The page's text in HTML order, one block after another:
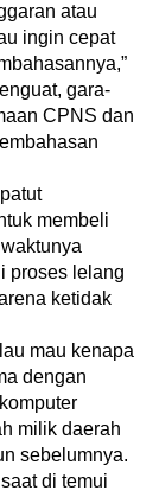
atau
ingin cepat
gara-
CPNS dan
membeli
proses lelang
ketidak
mau kenapa
dengan
milik daerah
sebelumnya.
di temui